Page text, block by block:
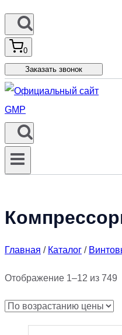
0
Заказать звонок
Главная / Каталог /
Отображение 1–12 из 749